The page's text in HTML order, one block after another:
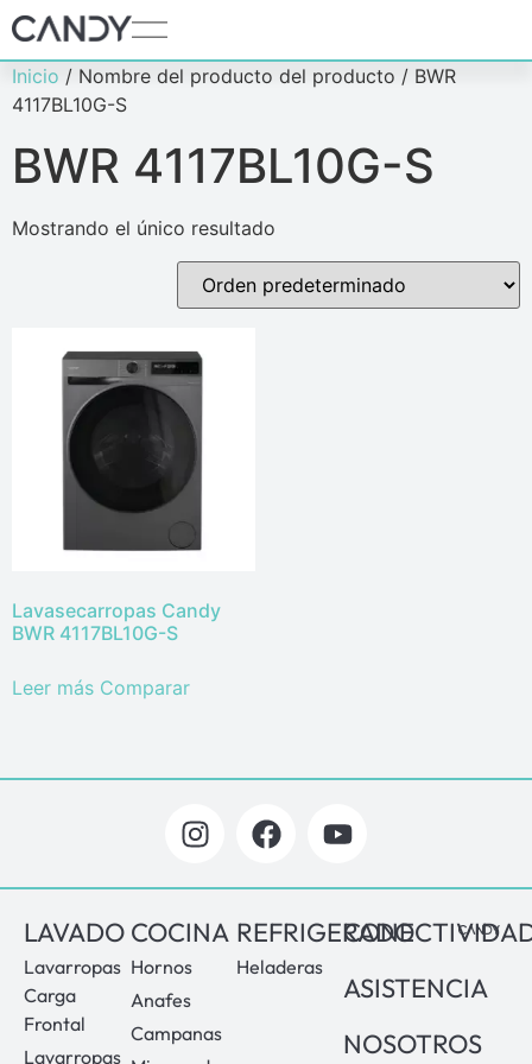
Inicio / Nombre del producto del producto / BWR
4117BL10G-S
BWR 4117BL10G-S
Mostrando el único resultado
Lavasecarropas Candy
BWR 4117BL10G-S
Leer más Comparar
LAVADO
Lavarropas
Carga
Frontal
Lavarropas
COCINA
Hornos
Anafes
Campanas
REFRIGERADO
Heladeras
ASISTENCIA
NOSOTROS